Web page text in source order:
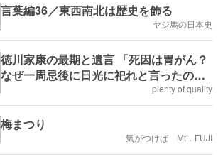
言葉編36／東西南北は歴史を飾る
ヤジ馬の日本史
徳川家康の最期と遺言 「死因は胃がん？
なぜ一周忌後に日光に祀れと言ったの
plenty of quality
梅まつり
気がつけば Mt．FUJI